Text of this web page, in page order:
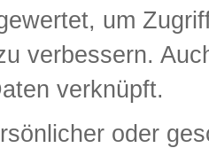
um
verbessern.
verknüpft.
oder